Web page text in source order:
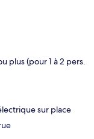
plus (pour 1 à 2 pers.
sur place